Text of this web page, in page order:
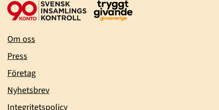
Om oss
Press
Företag
Nyhetsbrev
Integritetspolicy